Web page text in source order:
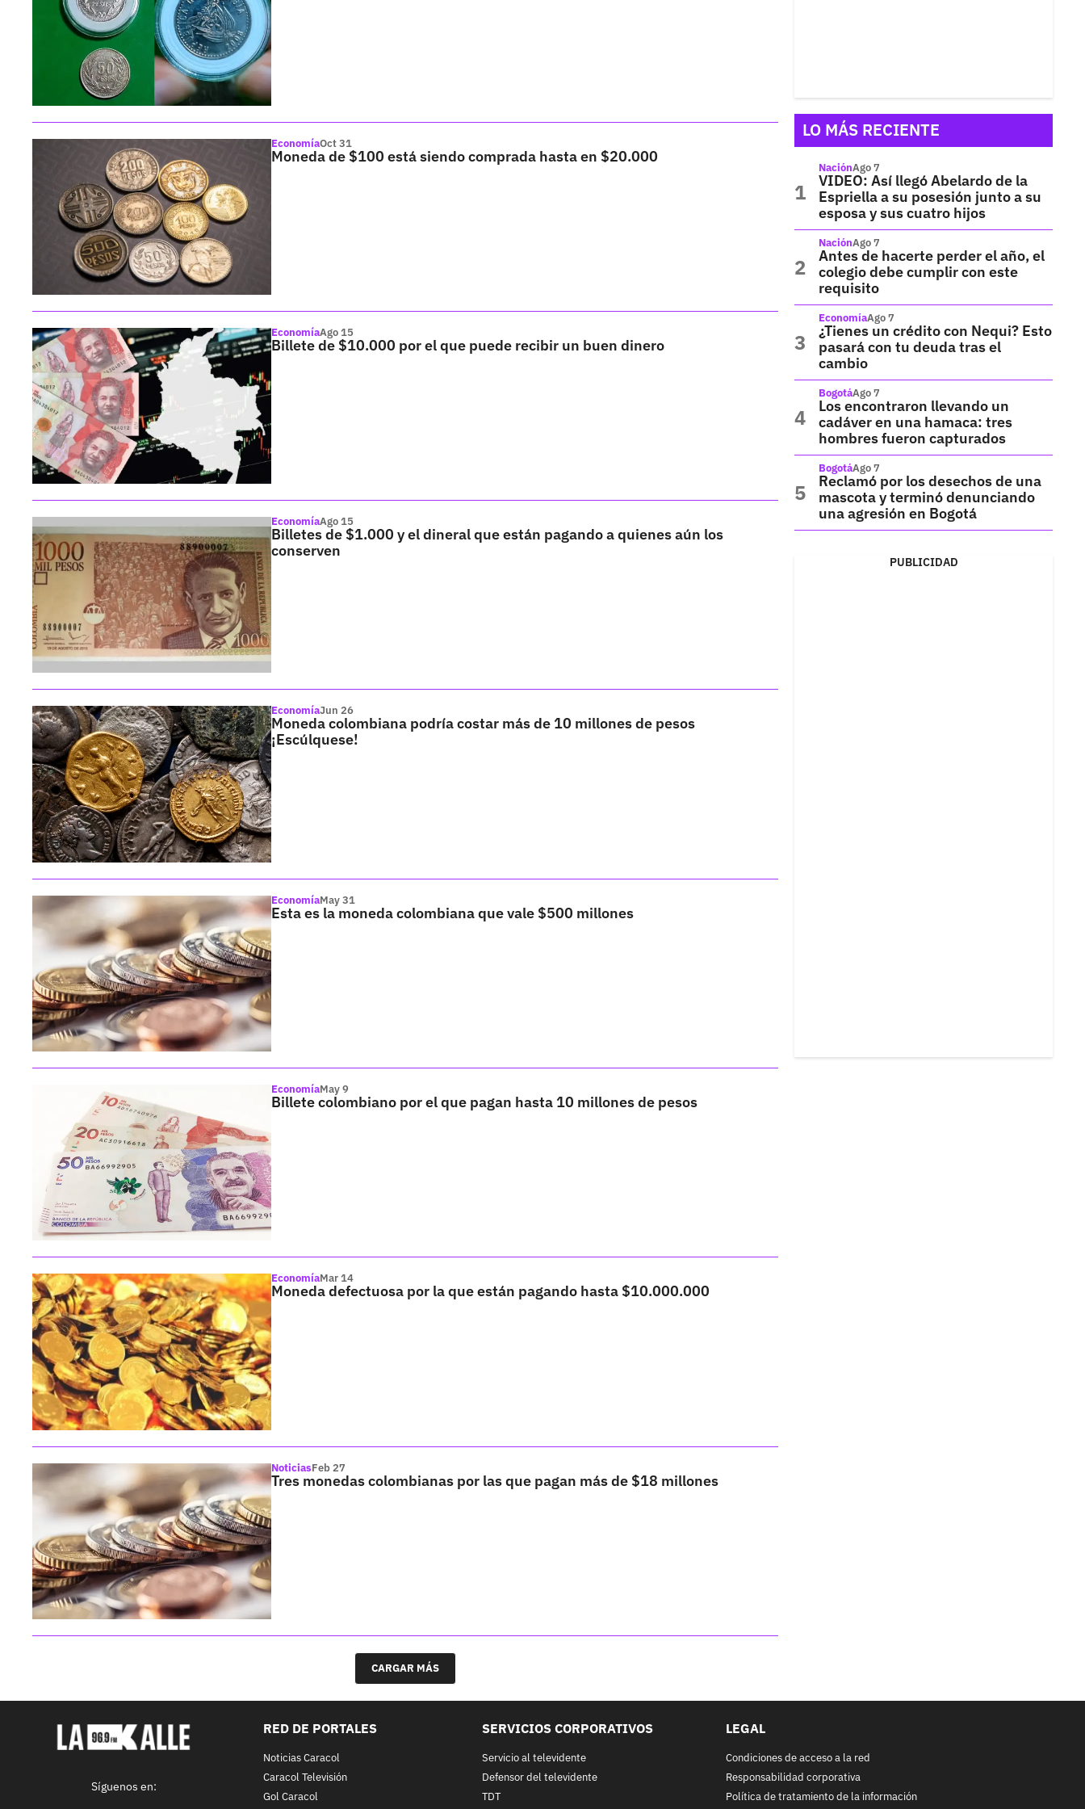
EconomíaOct 31
Moneda de $100 está siendo comprada hasta en $20.000
EconomíaAgo 15
Billete de $10.000 por el que puede recibir un buen dinero
EconomíaAgo 15
Billetes de $1.000 y el dineral que están pagando a quienes aún los
conserven
EconomíaJun 26
Moneda colombiana podría costar más de 10 millones de pesos
¡Escúlquese!
EconomíaMay 31
Esta es la moneda colombiana que vale $500 millones
EconomíaMay 9
Billete colombiano por el que pagan hasta 10 millones de pesos
EconomíaMar 14
Moneda defectuosa por la que están pagando hasta $10.000.000
NoticiasFeb 27
Tres monedas colombianas por las que pagan más de $18 millones
CARGAR MÁS
LO MÁS RECIENTE
NaciónAgo 7
VIDEO: Así llegó Abelardo de la
Espriella a su posesión junto a su
esposa y sus cuatro hijos
NaciónAgo 7
Antes de hacerte perder el año, el
colegio debe cumplir con este
requisito
EconomíaAgo 7
¿Tienes un crédito con Nequi? Esto
pasará con tu deuda tras el
cambio
BogotáAgo 7
Los encontraron llevando un
cadáver en una hamaca: tres
hombres fueron capturados
BogotáAgo 7
Reclamó por los desechos de una
mascota y terminó denunciando
una agresión en Bogotá
PUBLICIDAD
Síguenos en:
RED DE PORTALES
Noticias Caracol
Caracol Televisión
Gol Caracol
SERVICIOS CORPORATIVOS
Servicio al televidente
Defensor del televidente
TDT
LEGAL
Condiciones de acceso a la red
Responsabilidad corporativa
Política de tratamiento de la información